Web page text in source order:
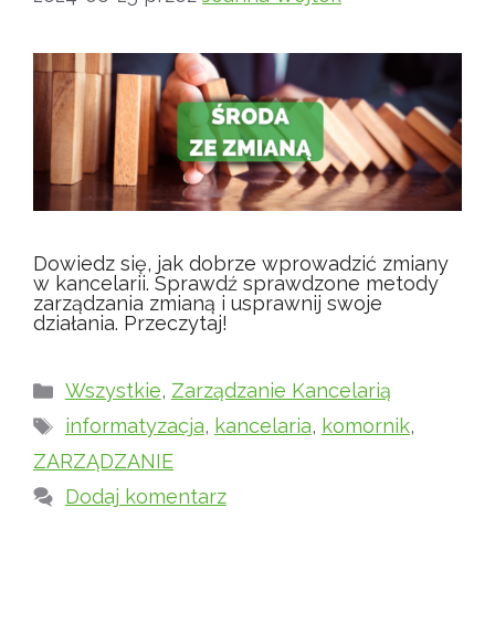
Dowiedz się, jak dobrze wprowadzić zmiany
w kancelarii. Sprawdź sprawdzone metody
zarządzania zmianą i usprawnij swoje
działania. Przeczytaj!
Kategorie
Wszystkie, Zarządzanie Kancelarią
Tagi
informatyzacja, kancelaria, komornik,
ZARZĄDZANIE
Dodaj komentarz